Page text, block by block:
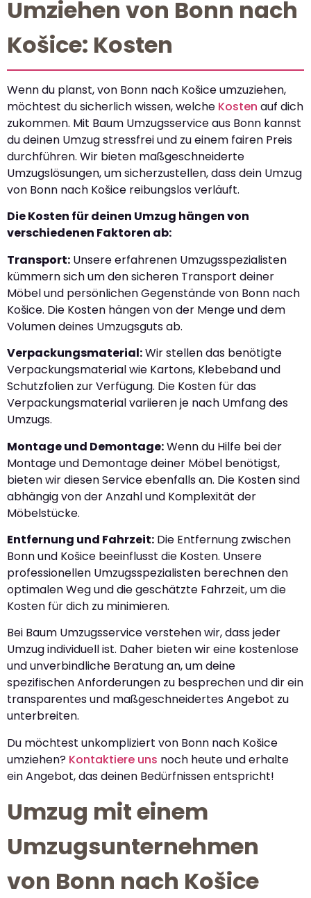
Umziehen von Bonn nach
Košice: Kosten
Wenn du planst, von Bonn nach Košice umzuziehen,
möchtest du sicherlich wissen, welche Kosten auf dich
zukommen. Mit Baum Umzugsservice aus Bonn kannst
du deinen Umzug stressfrei und zu einem fairen Preis
durchführen. Wir bieten maßgeschneiderte
Umzugslösungen, um sicherzustellen, dass dein Umzug
von Bonn nach Košice reibungslos verläuft.
Die Kosten für deinen Umzug hängen von
verschiedenen Faktoren ab:
Transport: Unsere erfahrenen Umzugsspezialisten
kümmern sich um den sicheren Transport deiner
Möbel und persönlichen Gegenstände von Bonn nach
Košice. Die Kosten hängen von der Menge und dem
Volumen deines Umzugsguts ab.
Verpackungsmaterial:Wir stellen das benötigte
Verpackungsmaterial wie Kartons, Klebeband und
Schutzfolien zur Verfügung. Die Kosten für das
Verpackungsmaterial variieren je nach Umfang des
Umzugs.
Montage und Demontage:Wenn du Hilfe bei der
Montage und Demontage deiner Möbel benötigst,
bieten wir diesen Service ebenfalls an. Die Kosten sind
abhängig von der Anzahl und Komplexität der
Möbelstücke.
Entfernung und Fahrzeit: Die Entfernung zwischen
Bonn und Košice beeinflusst die Kosten. Unsere
professionellen Umzugsspezialisten berechnen den
optimalen Weg und die geschätzte Fahrzeit, um die
Kosten für dich zu minimieren.
Bei Baum Umzugsservice verstehen wir, dass jeder
Umzug individuell ist. Daher bieten wir eine kostenlose
und unverbindliche Beratung an, um deine
spezifischen Anforderungen zu besprechen und dir ein
transparentes und maßgeschneidertes Angebot zu
unterbreiten.
Du möchtest unkompliziert von Bonn nach Košice
umziehen? Kontaktiere uns noch heute und erhalte
ein Angebot, das deinen Bedürfnissen entspricht!
Umzug mit einem
Umzugsunternehmen
von Bonn nach Košice